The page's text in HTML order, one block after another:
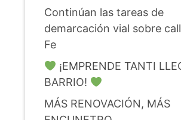
Continúan las tareas de
demarcación vial sobre
Fe
¡EMPRENDE TANTI
BARRIO!
MÁS RENOVACIÓN, MÁS